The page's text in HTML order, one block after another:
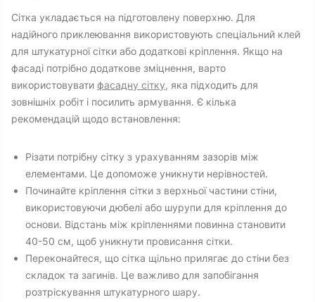
Сітка укладається на підготовлену поверхню. Для
надійного приклеювання використовують спеціальний клей
для штукатурної сітки або додаткові кріплення. Якщо на
фасаді потрібно додаткове зміцнення, варто
використовувати фасадну сітку, яка підходить для
зовнішніх робіт і посилить армування. Є кілька
рекомендацій щодо встановлення:
Різати потрібну сітку з урахуванням зазорів між
елементами. Це допоможе уникнути нерівностей.
Починайте кріплення сітки з верхньої частини стіни,
використовуючи дюбелі або шурупи для кріплення до
основи. Відстань між кріпленнями повинна становити
40-50 см, щоб уникнути провисання сітки.
Переконайтеся, що сітка щільно прилягає до стіни без
складок та загинів. Це важливо для запобігання
розтріскування штукатурного шару.